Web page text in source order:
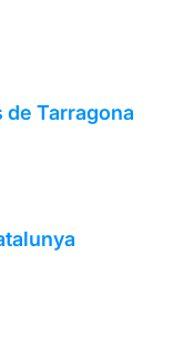
de Tarragona